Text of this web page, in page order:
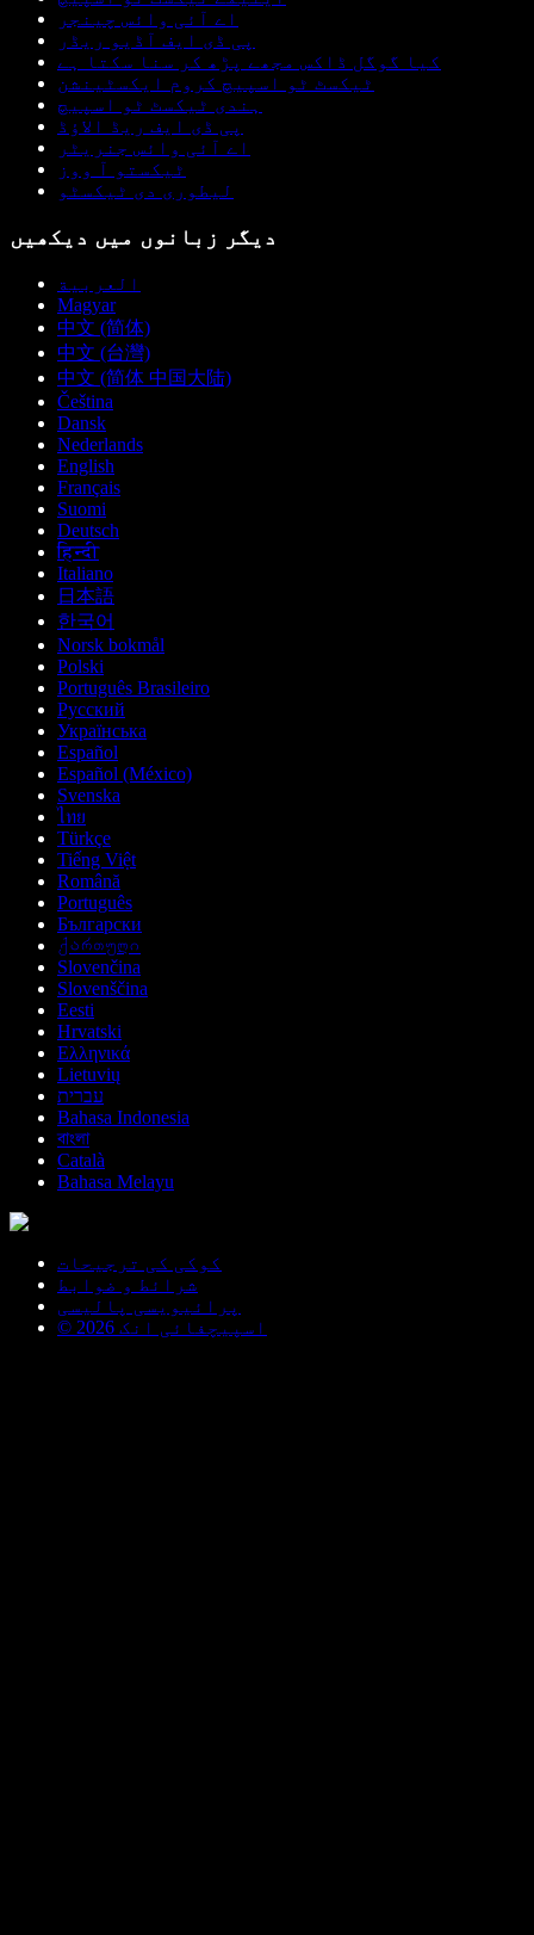
اے آئی وائس چینجر
پی ڈی ایف آڈیو ریڈر
کیا گوگل ڈاکس مجھے پڑھ کر سنا سکتا ہے
ٹیکسٹ ٹو اسپیچ کروم ایکسٹینشن
ہندی ٹیکسٹ ٹو اسپیچ
پی ڈی ایف ریڈ الاؤڈ
اے آئی وائس جنریٹر
ٹیکستو آ ووز
لیطوری دی ٹیکسٹو
دیگر زبانوں میں دیکھیں
العربية
Magyar
中文 (简体)
中文 (台灣)
中文 (简体 中国大陆)
Čeština
Dansk
Nederlands
English
Français
Suomi
Deutsch
हिन्दी
Italiano
日本語
한국어
Norsk bokmål
Polski
Português Brasileiro
Русский
Українська
Español
Español (México)
Svenska
ไทย
Türkçe
Tiếng Việt
Română
Português
Български
ქართული
Slovenčina
Slovenščina
Eesti
Hrvatski
Ελληνικά
Lietuvių
עברית
Bahasa Indonesia
বাংলা
Català
Bahasa Melayu
کوکی کی ترجیحات
شرائط و ضوابط
پرائیویسی پالیسی
© اسپیچفائی انک 2026